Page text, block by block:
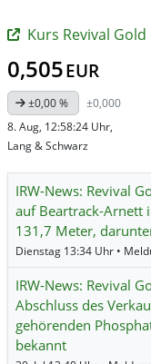
Kurs Revival Gold
0,505EUR
±0,00 %
±0,000
8. Aug, 12:58:24 Uhr,
Lang & Schwarz
IRW-News: Revival
auf Beartrack-Arnett
131,7 Meter,
IRW-News: Revival
Abschluss des
gehörenden
bekannt